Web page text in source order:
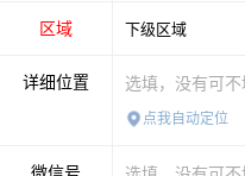
区域
详细位置
点我自动定位